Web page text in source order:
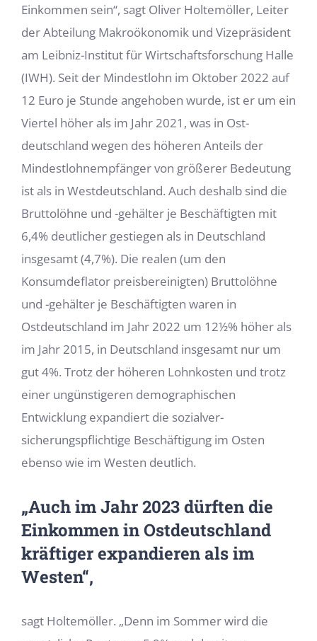
Einkommen sein“, sagt Oliver Holtemöller, Leiter
der Abteilung Makroökonomik und Vizepräsident
am Leibniz-Institut für Wirt­schaftsforschung Halle
(IWH). Seit der Mindestlohn im Oktober 2022 auf
12 Euro je Stunde angehoben wurde, ist er um ein
Viertel höher als im Jahr 2021, was in Ost­
deutschland wegen des höheren Anteils der
Mindestlohnempfänger von größerer Be­deutung
ist als in Westdeutschland. Auch deshalb sind die
Bruttolöhne und -gehälter je Beschäftigten mit
6,4% deutlicher gestiegen als in Deutschland
insgesamt (4,7%). Die realen (um den
Konsumdeflator preisbereinigten) Bruttolöhne
und -gehälter je Beschäftigten waren in
Ostdeutschland im Jahr 2022 um 12½% höher als
im Jahr 2015, in Deutschland insgesamt nur um
gut 4%. Trotz der höheren Lohnkosten und trotz
einer ungünstigeren demographischen
Entwicklung expandiert die sozialver­
sicherungspflichtige Beschäftigung im Osten
ebenso wie im Westen deutlich.
„Auch im Jahr 2023 dürften die
Einkommen in Ostdeutschland
kräftiger expandieren als im
Westen“,
sagt Holtemöller. „Denn im Sommer wird die